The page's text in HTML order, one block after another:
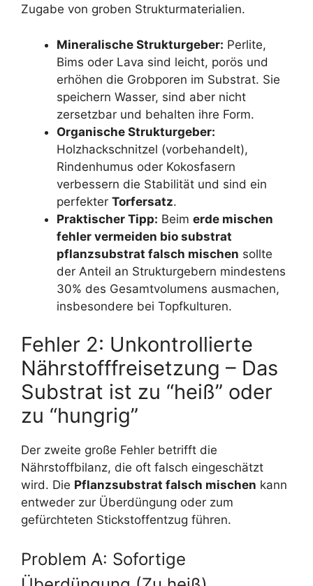
Zugabe von groben Strukturmaterialien.
Mineralische Strukturgeber: Perlite,
Bims oder Lava sind leicht, porös und
erhöhen die Grobporen im Substrat. Sie
speichern Wasser, sind aber nicht
zersetzbar und behalten ihre Form.
Organische Strukturgeber:
Holzhackschnitzel (vorbehandelt),
Rindenhumus oder Kokosfasern
verbessern die Stabilität und sind ein
perfekter Torfersatz.
Praktischer Tipp: Beim erde mischen
fehler vermeiden bio substrat
pflanzsubstrat falsch mischen sollte
der Anteil an Strukturgebern mindestens
30% des Gesamtvolumens ausmachen,
insbesondere bei Topfkulturen.
Fehler 2: Unkontrollierte
Nährstofffreisetzung – Das
Substrat ist zu “heiß” oder
zu “hungrig”
Der zweite große Fehler betrifft die
Nährstoffbilanz, die oft falsch eingeschätzt
wird. Die Pflanzsubstrat falsch mischen kann
entweder zur Überdüngung oder zum
gefürchteten Stickstoffentzug führen.
Problem A: Sofortige